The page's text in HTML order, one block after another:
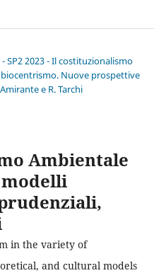
SP2 2023 - Il costituzionalismo
Nuove prospettive
e R. Tarchi
Ambientale
in the variety of
and cultural models